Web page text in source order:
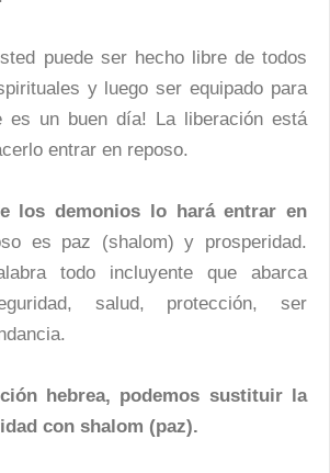
puede ser hecho libre de todos
y luego ser equipado para
es un buen día! La liberación está
entrar en reposo.
los demonios lo hará entrar en
es paz (shalom) y prosperidad.
todo incluyente que abarca
salud, protección, ser
hebrea, podemos sustituir la
con shalom (paz).